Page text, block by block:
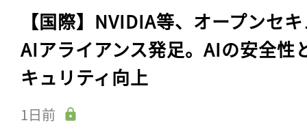
【国際】NVIDIA等、オープンセ
AIアライアンス発足。AIの安全性
キュリティ向上
1日前